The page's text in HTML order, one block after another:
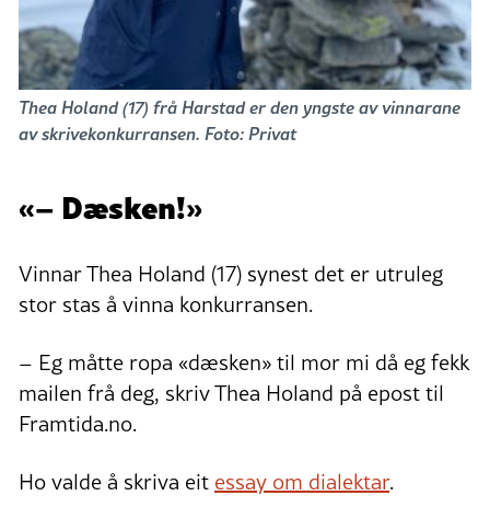
Thea Holand (17) frå Harstad er den yngste av vinnarane
av skrivekonkurransen. Foto: Privat
«– Dæsken!»
Vinnar Thea Holand (17) synest det er utruleg
stor stas å vinna konkurransen.
– Eg måtte ropa «dæsken» til mor mi då eg fekk
mailen frå deg, skriv Thea Holand på epost til
Framtida.no.
Ho valde å skriva eit essay om dialektar.